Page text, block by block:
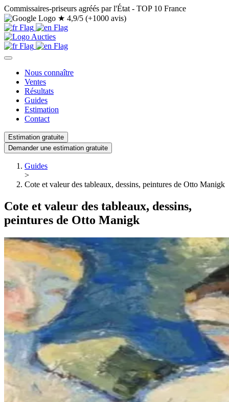
Commissaires-priseurs agréés par l'État - TOP 10 France
★ 4,9/5 (+1000 avis)
Nous connaître
Ventes
Résultats
Guides
Estimation
Contact
Estimation gratuite
Demander une estimation gratuite
Guides
>
Cote et valeur des tableaux, dessins, peintures de Otto Manigk
Cote et valeur des tableaux, dessins,
peintures de Otto Manigk